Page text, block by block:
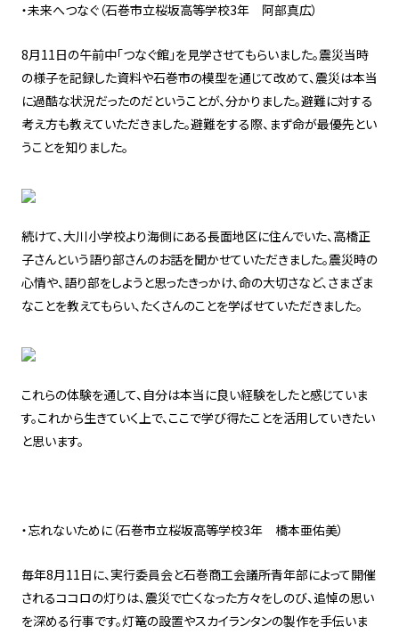
・未来へつなぐ（石巻市立桜坂高等学校3年 阿部真広）
8月11日の午前中「つなぐ館」を見学させてもらいました。震災当時
の様子を記録した資料や石巻市の模型を通じて改めて、震災は本当
に過酷な状況だったのだということが、分かりました。避難に対する
考え方も教えていただきました。避難をする際、まず命が最優先とい
うことを知りました。
続けて、大川小学校より海側にある長面地区に住んでいた、高橋正
子さんという語り部さんのお話を聞かせていただきました。震災時の
心情や、語り部をしようと思ったきっかけ、命の大切さなど、さまざま
なことを教えてもらい、たくさんのことを学ばせていただきました。
これらの体験を通して、自分は本当に良い経験をしたと感じていま
す。これから生きていく上で、ここで学び得たことを活用していきたい
と思います。
・忘れないために（石巻市立桜坂高等学校3年 橋本亜佑美）
毎年8月11日に、実行委員会と石巻商工会議所青年部によって開催
されるココロの灯りは、震災で亡くなった方々をしのび、追悼の思い
を深める行事です。灯篭の設置やスカイランタンの製作を手伝いま